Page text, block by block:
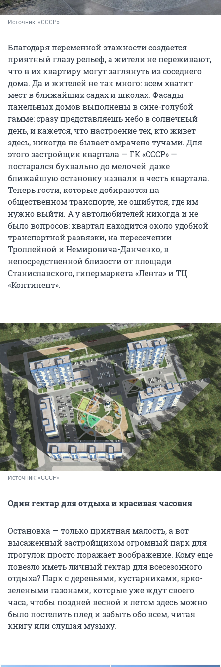
Источник: «СССР»
Благодаря переменной этажности создается
приятный глазу рельеф, а жители не переживают,
что в их квартиру могут заглянуть из соседнего
дома. Да и жителей не так много: всем хватит
мест в ближайших садах и школах. Фасады
панельных домов выполнены в сине-голубой
гамме: сразу представляешь небо в солнечный
день, и кажется, что настроение тех, кто живет
здесь, никогда не бывает омрачено тучами. Для
этого застройщик квартала — ГК «СССР» —
постарался буквально до мелочей: даже
ближайшую остановку назвали в честь квартала.
Теперь гости, которые добираются на
общественном транспорте, не ошибутся, где им
нужно выйти. А у автолюбителей никогда и не
было вопросов: квартал находится около удобной
транспортной развязки, на пересечении
Троллейной и Немировича-Данченко, в
непосредственной близости от площади
Станиславского, гипермаркета «Лента» и ТЦ
«Континент».
Источник: «СССР»
Один гектар для отдыха и красивая часовня
Остановка — только приятная малость, а вот
высаженный застройщиком огромный парк для
прогулок просто поражает воображение. Кому еще
повезло иметь личный гектар для всесезонного
отдыха? Парк с деревьями, кустарниками, ярко-
зелеными газонами, которые уже ждут своего
часа, чтобы поздней весной и летом здесь можно
было постелить плед и забыть обо всем, читая
книгу или слушая музыку.